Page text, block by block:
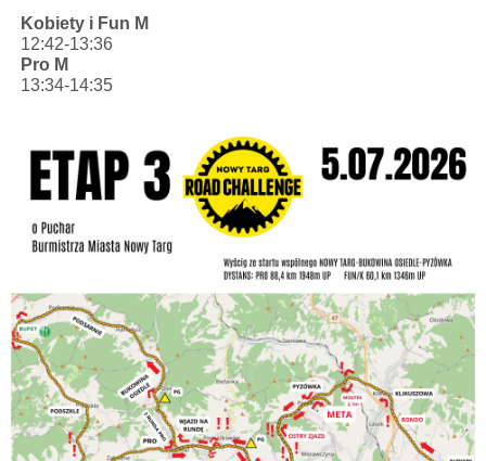
Kobiety i Fun M
12:42-13:36
Pro M
13:34-14:35